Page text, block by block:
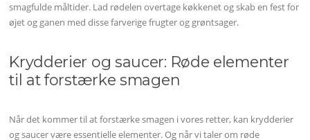
smagfulde måltider. Lad rødelen overtage køkkenet og skab en fest for
øjet og ganen med disse farverige frugter og grøntsager.
Krydderier og saucer: Røde elementer
til at forstærke smagen
Når det kommer til at forstærke smagen i vores retter, kan krydderier
og saucer være essentielle elementer. Og når vi taler om røde